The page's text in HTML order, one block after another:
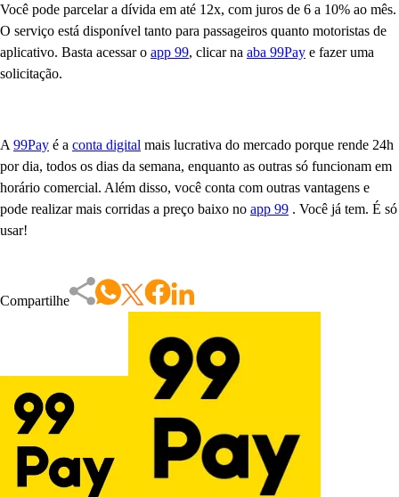
Você pode parcelar a dívida em até 12x, com juros de 6 a 10% ao mês.
O serviço está disponível tanto para passageiros quanto motoristas de
aplicativo. Basta acessar o app 99, clicar na aba 99Pay e fazer uma
solicitação.
A 99Pay é a conta digital mais lucrativa do mercado porque rende 24h
por dia, todos os dias da semana, enquanto as outras só funcionam em
horário comercial. Além disso, você conta com outras vantagens e
pode realizar mais corridas a preço baixo no app 99 . Você já tem. É só
usar!
Compartilhe